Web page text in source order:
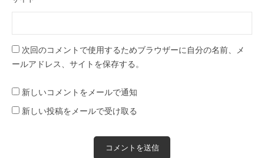
次回のコメントで使用するためブラウザーに自分の名前、メ
ールアドレス、サイトを保存する。
新しいコメントをメールで通知
新しい投稿をメールで受け取る